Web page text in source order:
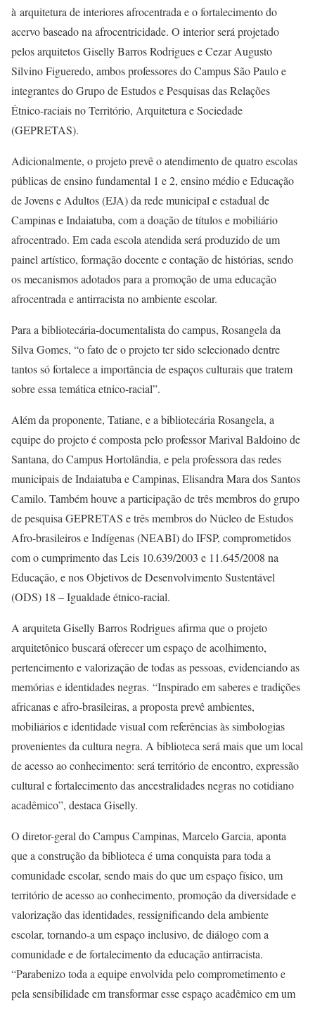
à arquitetura de interiores afrocentrada e o fortalecimento do
acervo baseado na afrocentricidade. O interior será projetado
pelos arquitetos Giselly Barros Rodrigues e Cezar Augusto
Silvino Figueredo, ambos professores do Campus São Paulo e
integrantes do Grupo de Estudos e Pesquisas das Relações
Étnico-raciais no Território, Arquitetura e Sociedade
(GEPRETAS).
Adicionalmente, o projeto prevê o atendimento de quatro escolas
públicas de ensino fundamental 1 e 2, ensino médio e Educação
de Jovens e Adultos (EJA) da rede municipal e estadual de
Campinas e Indaiatuba, com a doação de títulos e mobiliário
afrocentrado. Em cada escola atendida será produzido de um
painel artístico, formação docente e contação de histórias, sendo
os mecanismos adotados para a promoção de uma educação
afrocentrada e antirracista no ambiente escolar.
Para a bibliotecária-documentalista do campus, Rosangela da
Silva Gomes, “o fato de o projeto ter sido selecionado dentre
tantos só fortalece a importância de espaços culturais que tratem
sobre essa temática etnico-racial”.
Além da proponente, Tatiane, e a bibliotecária Rosangela, a
equipe do projeto é composta pelo professor Marival Baldoino de
Santana, do Campus Hortolândia, e pela professora das redes
municipais de Indaiatuba e Campinas, Elisandra Mara dos Santos
Camilo. Também houve a participação de três membros do grupo
de pesquisa GEPRETAS e três membros do Núcleo de Estudos
Afro-brasileiros e Indígenas (NEABI) do IFSP, comprometidos
com o cumprimento das Leis 10.639/2003 e 11.645/2008 na
Educação, e nos Objetivos de Desenvolvimento Sustentável
(ODS) 18 – Igualdade étnico-racial.
A arquiteta Giselly Barros Rodrigues afirma que o projeto
arquitetônico buscará oferecer um espaço de acolhimento,
pertencimento e valorização de todas as pessoas, evidenciando as
memórias e identidades negras. “Inspirado em saberes e tradições
africanas e afro-brasileiras, a proposta prevê ambientes,
mobiliários e identidade visual com referências às simbologias
provenientes da cultura negra. A biblioteca será mais que um local
de acesso ao conhecimento: será território de encontro, expressão
cultural e fortalecimento das ancestralidades negras no cotidiano
acadêmico”, destaca Giselly.
O diretor-geral do Campus Campinas, Marcelo Garcia, aponta
que a construção da biblioteca é uma conquista para toda a
comunidade escolar, sendo mais do que um espaço físico, um
território de acesso ao conhecimento, promoção da diversidade e
valorização das identidades, ressignificando dela ambiente
escolar, tornando-a um espaço inclusivo, de diálogo com a
comunidade e de fortalecimento da educação antirracista.
“Parabenizo toda a equipe envolvida pelo comprometimento e
pela sensibilidade em transformar esse espaço acadêmico em um